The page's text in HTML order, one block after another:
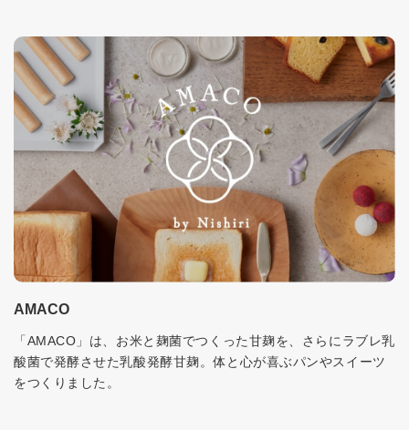
AMACO
「AMACO」は、お米と麹菌でつくった甘麹を、さらにラブレ乳
酸菌で発酵させた乳酸発酵甘麹。体と心が喜ぶパンやスイーツ
をつくりました。